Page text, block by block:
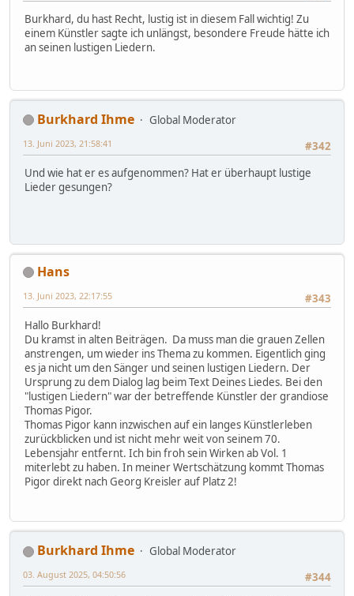
Burkhard, du hast Recht, lustig ist in diesem Fall wichtig! Zu
einem Künstler sagte ich unlängst, besondere Freude hätte ich
an seinen lustigen Liedern.
Burkhard Ihme
Global Moderator
#342
13. Juni 2023, 21:58:41
Und wie hat er es aufgenommen? Hat er überhaupt lustige
Lieder gesungen?
Hans
#343
13. Juni 2023, 22:17:55
Hallo Burkhard!
Du kramst in alten Beiträgen. Da muss man die grauen Zellen
anstrengen, um wieder ins Thema zu kommen. Eigentlich ging
es ja nicht um den Sänger und seinen lustigen Liedern. Der
Ursprung zu dem Dialog lag beim Text Deines Liedes. Bei den
"lustigen Liedern" war der betreffende Künstler der grandiose
Thomas Pigor.
Thomas Pigor kann inzwischen auf ein langes Künstlerleben
zurückblicken und ist nicht mehr weit von seinem 70.
Lebensjahr entfernt. Ich bin froh sein Wirken ab Vol. 1
miterlebt zu haben. In meiner Wertschätzung kommt Thomas
Pigor direkt nach Georg Kreisler auf Platz 2!
Burkhard Ihme
Global Moderator
#344
03. August 2025, 04:50:56